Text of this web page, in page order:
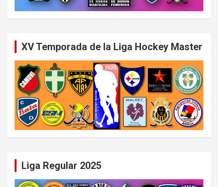
XV Temporada de la Liga Hockey Master
Liga Regular 2025